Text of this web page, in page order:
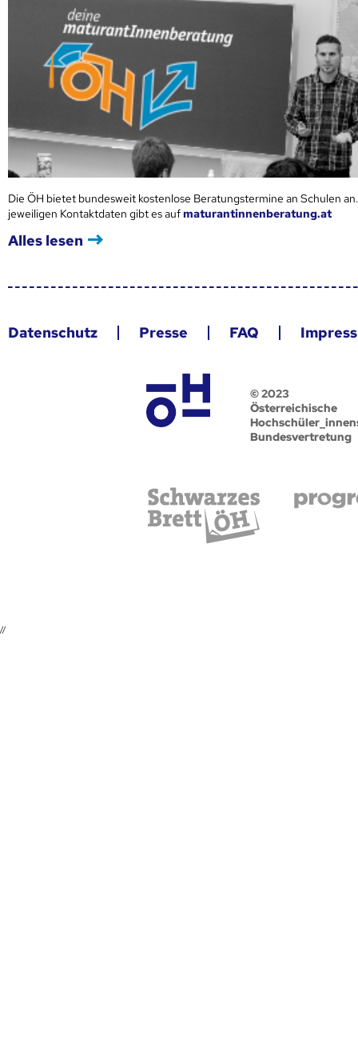
Die ÖH bietet bundesweit kostenlose Beratungstermine an Schulen
jeweiligen Kontaktdaten gibt es aufmaturantinnenberatung.at
Alles lesen
Datenschutz Presse FAQ
© 2023
Österreichische
Bundesvertretung
//